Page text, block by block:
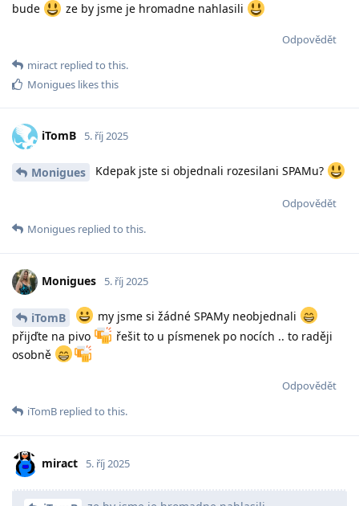
bude
ze by jsme je hromadne nahlasili
Odpovědět
miract replied to this.
Monigues likes this
iTomB 5. říj 2025
Monigues Kdepak jste si objednali rozesilani SPAMu?
Odpovědět
Monigues replied to this.
Monigues 5. říj 2025
iTomB
my jsme si žádné SPAMy neobjednali
přijďte na pivo
řešit to u písmenek po nocích .. to raději
osobně
Odpovědět
iTomB replied to this.
miract 5. říj 2025